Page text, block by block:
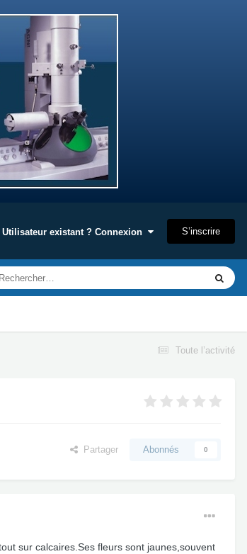
Utilisateur existant ? Connexion S’inscrire
Toute l’activité
Partager Abonnés 0
sur calcaires.Ses fleurs sont jaunes,souvent